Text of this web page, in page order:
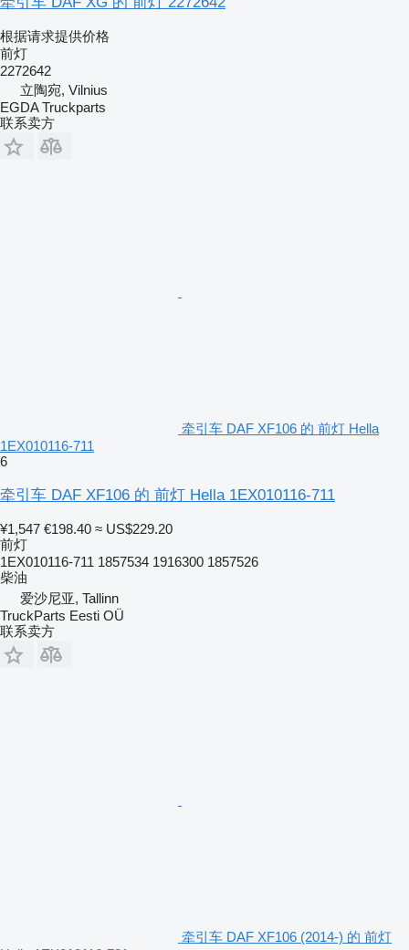
根据请求提供价格
前灯
2272642
立陶宛, Vilnius
EGDA Truckparts
联系卖方
牵引车 DAF XF106 的 前灯 Hella
1EX010116-711
6
牵引车 DAF XF106 的 前灯 Hella 1EX010116-711
¥1,547 €198.40 ≈ US$229.20
前灯
1EX010116-711 1857534 1916300 1857526
柴油
爱沙尼亚, Tallinn
TruckParts Eesti OÜ
联系卖方
牵引车 DAF XF106 (2014-) 的 前灯